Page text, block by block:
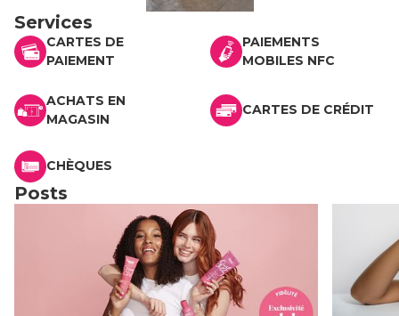
Services
CARTES DE
PAIEMENT
PAIEMENTS
MOBILES NFC
ACHATS EN
MAGASIN
CARTES DE CRÉDIT
CHÈQUES
Posts